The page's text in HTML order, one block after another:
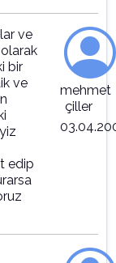
ve
bir
ve
edip
mehmet
çiller